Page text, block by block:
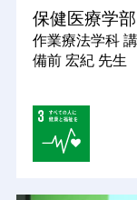
保健医療学部
作業療法学科
備前 宏紀 先生